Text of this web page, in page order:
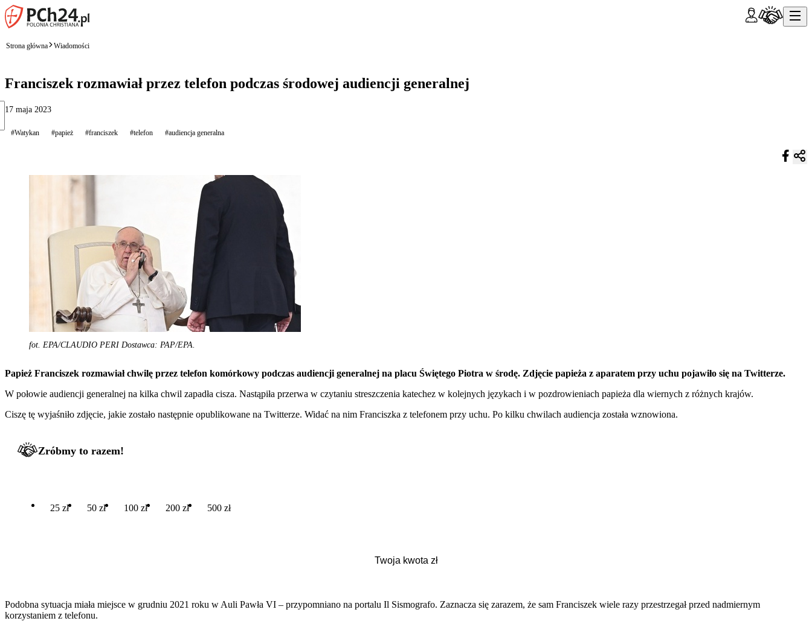
Strona główna Wiadomości
Franciszek rozmawiał przez telefon podczas środowej audiencji generalnej
17 maja 2023
#Watykan #papież #franciszek #telefon #audiencja generalna
fot. EPA/CLAUDIO PERI Dostawca: PAP/EPA.
Papież Franciszek rozmawiał chwilę przez telefon komórkowy podczas audiencji generalnej na placu Świętego Piotra w środę. Zdjęcie papieża z aparatem przy uchu pojawiło się na Twitterze.
W połowie audiencji generalnej na kilka chwil zapadła cisza. Nastąpiła przerwa w czytaniu streszczenia katechez w kolejnych językach i w pozdrowieniach papieża dla wiernych z różnych krajów.
Ciszę tę wyjaśniło zdjęcie, jakie zostało następnie opublikowane na Twitterze. Widać na nim Franciszka z telefonem przy uchu. Po kilku chwilach audiencja została wznowiona.
Zróbmy to razem!
25 zł 50 zł 100 zł 200 zł 500 zł
Podobna sytuacja miała miejsce w grudniu 2021 roku w Auli Pawła VI – przypomniano na portalu Il Sismografo. Zaznacza się zarazem, że sam Franciszek wiele razy przestrzegał przed nadmiernym
korzystaniem z telefonu.